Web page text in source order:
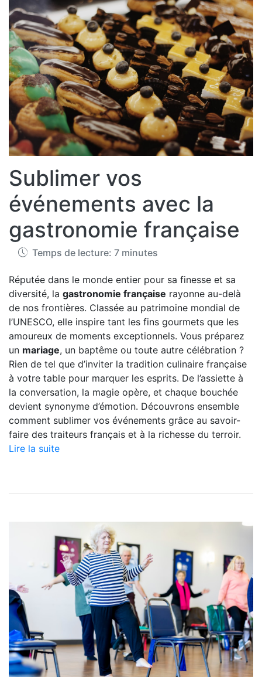
Sublimer vos
événements avec la
gastronomie française
Temps de lecture: 7 minutes
Réputée dans le monde entier pour sa finesse et sa
diversité, la gastronomie française rayonne au-delà
de nos frontières. Classée au patrimoine mondial de
l’UNESCO, elle inspire tant les fins gourmets que les
amoureux de moments exceptionnels. Vous préparez
un mariage, un baptême ou toute autre célébration ?
Rien de tel que d’inviter la tradition culinaire française
à votre table pour marquer les esprits. De l’assiette à
la conversation, la magie opère, et chaque bouchée
devient synonyme d’émotion. Découvrons ensemble
comment sublimer vos événements grâce au savoir-
faire des traiteurs français et à la richesse du terroir.
Lire la suite